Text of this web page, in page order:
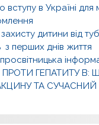
вступу в Україні
дитини від
перших днів життя
ГЕПАТИТУ В:
ТА СУЧАСНИЙ